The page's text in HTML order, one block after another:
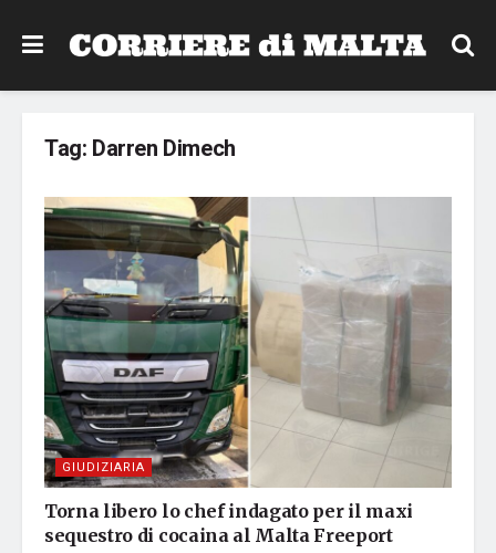
Tag: Darren Dimech
GIUDIZIARIA
Torna libero lo chef indagato per il maxi
sequestro di cocaina al Malta Freeport